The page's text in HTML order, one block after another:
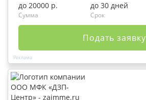
до 20000 р.
Сумма
до 30 дней
Срок
Подать заявку